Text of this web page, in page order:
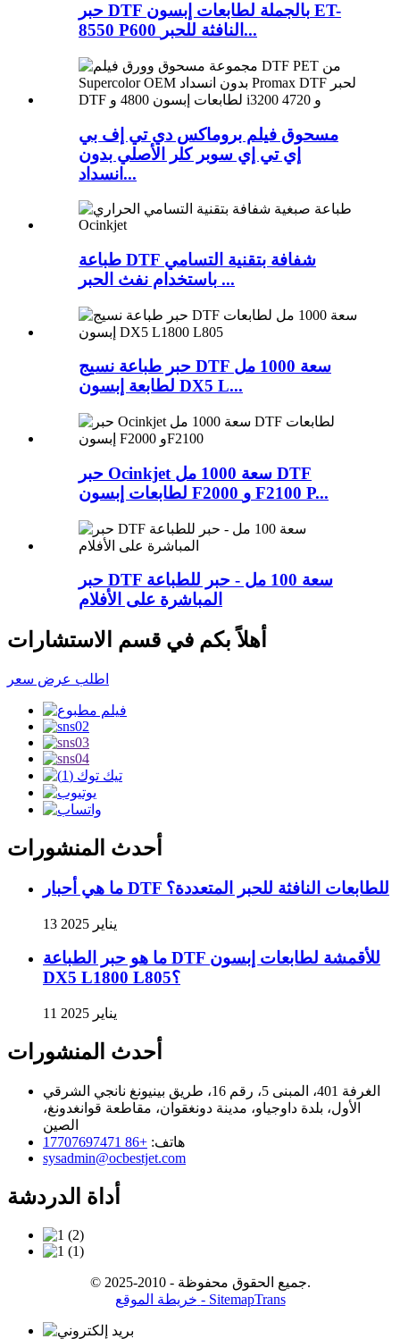
حبر DTF بالجملة لطابعات إبسون ET-
8550 P600 النافثة للحبر...
مسحوق فيلم بروماكس دي تي إف بي
إي تي إي سوبر كلر الأصلي بدون
انسداد...
طباعة DTF شفافة بتقنية التسامي
باستخدام نفث الحبر ...
حبر طباعة نسيج DTF سعة 1000 مل
لطابعة إبسون DX5 L...
حبر Ocinkjet سعة 1000 مل DTF
لطابعات إبسون F2000 و F2100 P...
حبر DTF سعة 100 مل - حبر للطباعة
المباشرة على الأفلام
أهلاً بكم في قسم الاستشارات
اطلب عرض سعر
أحدث المنشورات
ما هي أحبار DTF للطابعات النافثة للحبر المتعددة؟
13 يناير 2025
ما هو حبر الطباعة DTF للأقمشة لطابعات إبسون
DX5 L1800 L805؟
11 يناير 2025
أحدث المنشورات
الغرفة 401، المبنى 5، رقم 16، طريق بينيونغ نانجي الشرقي
الأول، بلدة داوجياو، مدينة دونغقوان، مقاطعة قوانغدونغ،
الصين
هاتف: +86 17707697471
sysadmin@ocbestjet.com
أداة الدردشة
© جميع الحقوق محفوظة - 2010-2025.
- SitemapTrans